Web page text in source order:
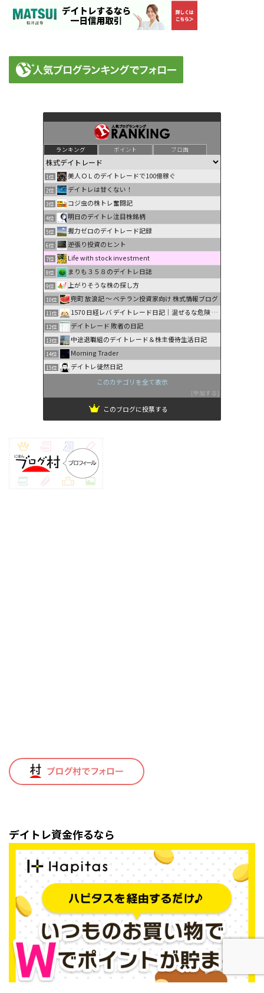
ランキング ポイント ブロ画
1位 美人ＯＬのデイトレードで100億稼ぐ
2位 デイトレは甘くない！
3位 コジ虫の株トレ奮闘記
4位 明日のデイトレ注目株銘柄
5位 握力ゼロのデイトレード記録
6位 逆張り投資のヒント
7位 Life with stock investment
8位 まりも３５８のデイトレ日誌
9位 上がりそうな株の探し方
10位 兜町 放浪記 〜 ベテラン投資家向け 株式情報ブログ
11位 1570 日経レバ デイトレード日記｜混ぜるな危険 …
12位 デイトレード 敗者の日記
13位 中途退職組のデイトレード＆株主優待生活日記
14位 Morning Trader
15位
デイトレ徒然日記
このカテゴリを全て表示
参加する
このブログに投票する
デイトレ資金作るなら